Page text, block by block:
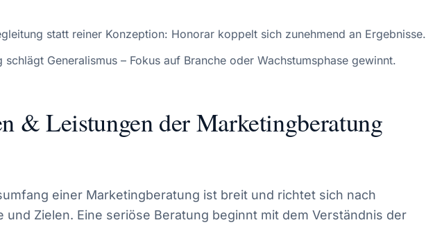
statt reiner Konzeption: Honorar koppelt sich zunehmend an Ergebnisse.
schlägt Generalismus – Fokus auf Branche oder Wachstumsphase gewinnt.
& Leistungen der Marketingberatung
einer Marketingberatung ist breit und richtet sich nach
und Zielen. Eine seriöse Beratung beginnt mit dem Verständnis der